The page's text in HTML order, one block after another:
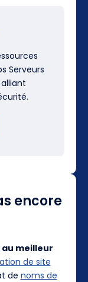
Serveurs
encore
au meilleur
de site
de noms de